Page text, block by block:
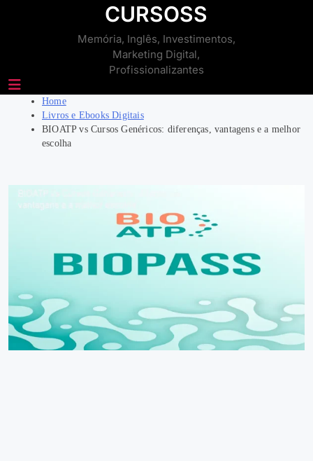
CURSOSS
Memória, Inglês, Investimentos,
Marketing Digital,
Profissionalizantes
Home
Livros e Ebooks Digitais
BIOATP vs Cursos Genéricos: diferenças, vantagens e a melhor
escolha